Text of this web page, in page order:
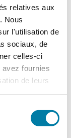
relatives aux
Nous
l'utilisation de
sociaux, de
celles-ci
fournies
de leurs